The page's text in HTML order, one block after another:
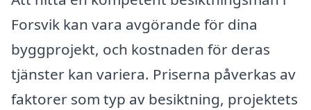
Forsvik kan vara avgörande för dina
byggprojekt, och kostnaden för deras
tjänster kan variera. Priserna påverkas av
faktorer som typ av besiktning, projektets